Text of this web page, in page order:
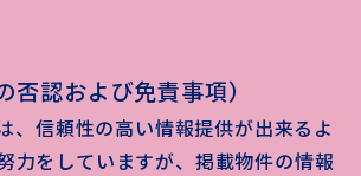
認および免責事項）
、信頼性の高い情報提供が出来るよ
力をしていますが、掲載物件の情報